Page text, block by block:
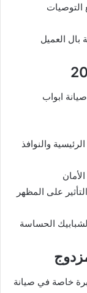
التوصيات
العميل
ابواب
والنوافذ
على المظهر
الحساسة
خاصة في صيانة